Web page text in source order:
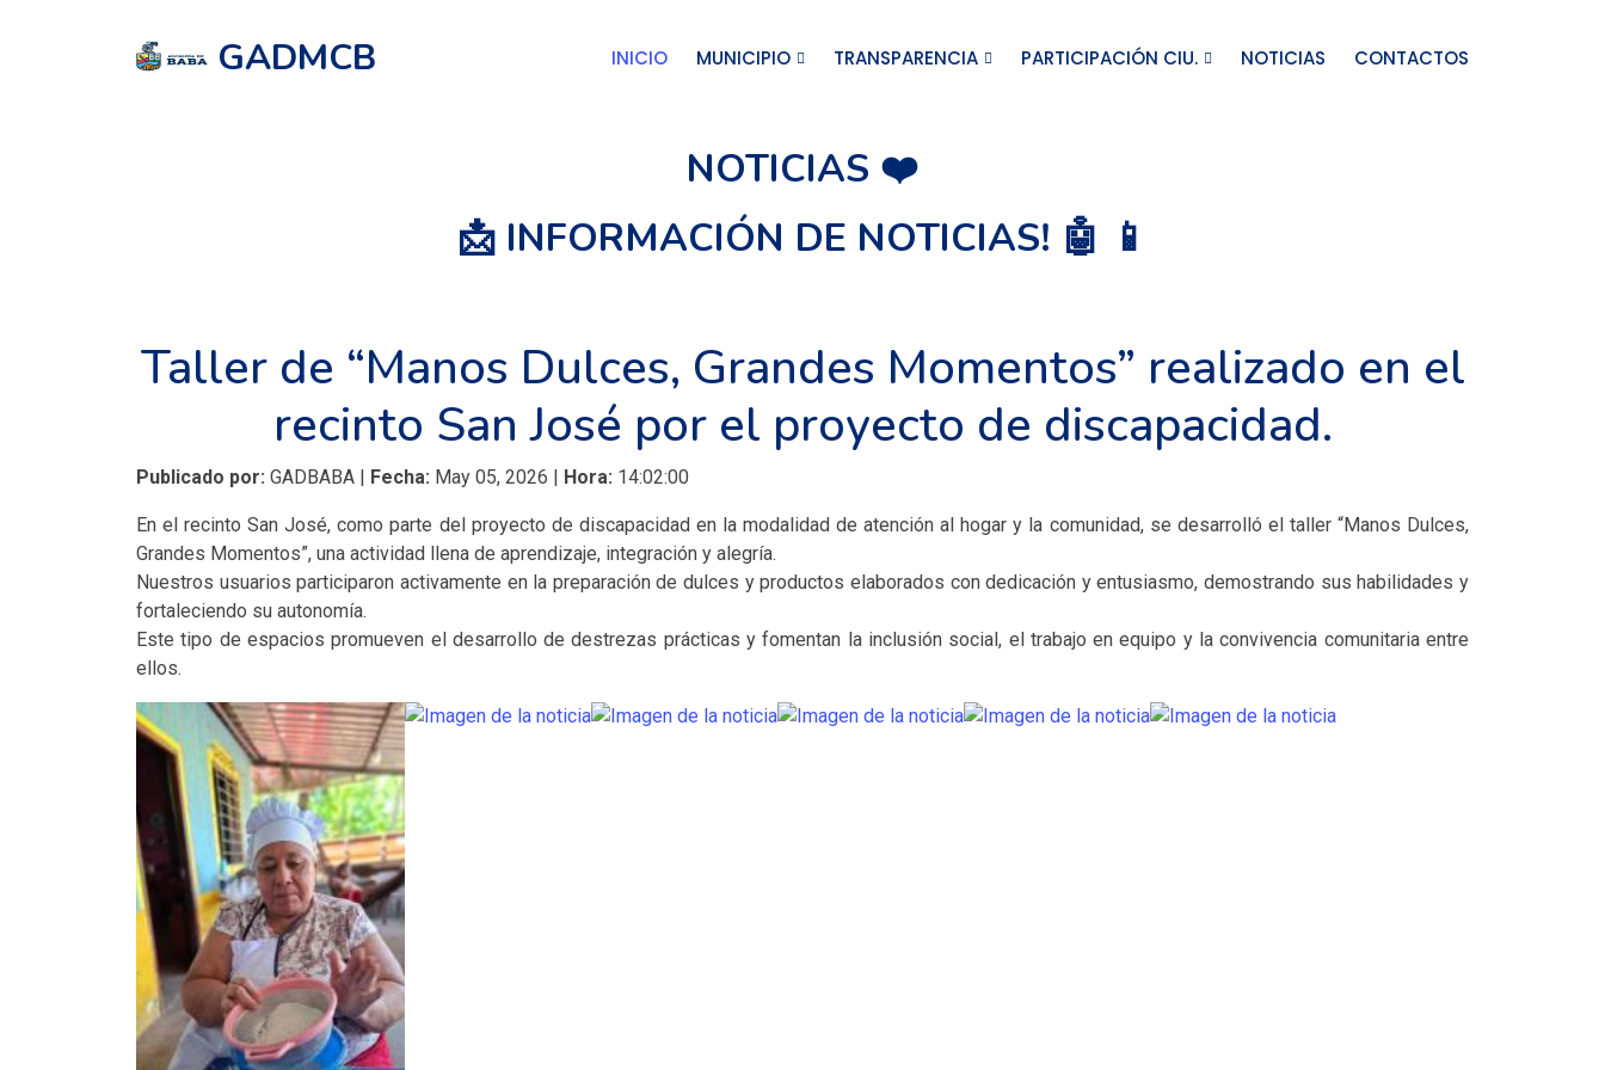
GADMCB INICIO MUNICIPIO TRANSPARENCIA PARTICIPACIÓN CIU. NOTICIAS CONTACTOS
NOTICIAS ❤️
📩 INFORMACIÓN DE NOTICIAS! 🤖 📱
Taller de “Manos Dulces, Grandes Momentos” realizado en el
recinto San José por el proyecto de discapacidad.
Publicado por: GADBABA | Fecha: May 05, 2026 | Hora: 14:02:00
En el recinto San José, como parte del proyecto de discapacidad en la modalidad de atención al hogar y la comunidad, se desarrolló el taller “Manos Dulces,
Grandes Momentos”, una actividad llena de aprendizaje, integración y alegría.
Nuestros usuarios participaron activamente en la preparación de dulces y productos elaborados con dedicación y entusiasmo, demostrando sus habilidades y
fortaleciendo su autonomía.
Este tipo de espacios promueven el desarrollo de destrezas prácticas y fomentan la inclusión social, el trabajo en equipo y la convivencia comunitaria entre
ellos.